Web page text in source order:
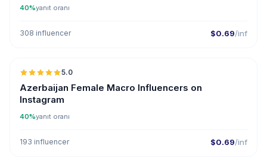
40%yanıt oranı
308 influencer $0.69/inf
5.0
Azerbaijan Female Macro Influencers on
Instagram
40%yanıt oranı
193 influencer $0.69/inf